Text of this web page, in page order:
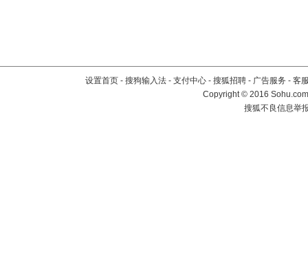
设置首页 - 搜狗输入法 - 支付中心 - 搜狐招聘 - 广告服务 - 客
Copyright©2016
搜狐不良信息举